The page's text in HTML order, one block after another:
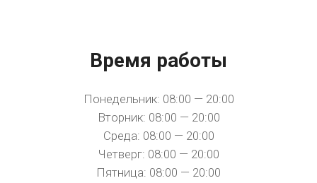
Время работы
Понедельник: 08:00 — 20:00
Вторник: 08:00 — 20:00
Среда: 08:00 — 20:00
Четверг: 08:00 — 20:00
Пятница: 08:00 — 20:00